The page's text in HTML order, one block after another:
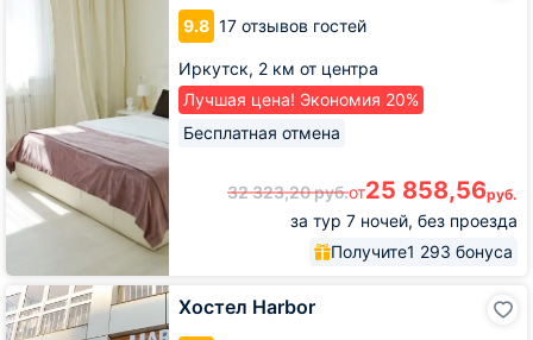
9.8 17 отзывов гостей
Иркутск, 2 км от центра
Лучшая цена! Экономия 20%
Бесплатная отмена
32 323,20руб.от25 858,56руб.
за тур 7 ночей, без проезда
Получите1 293 бонуса
Siberian
Хостел Harbor
Хостел
Harbor